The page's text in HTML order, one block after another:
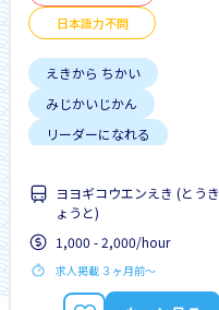
日本語力不問
えきから ちかい
みじかいじかん
リーダーになれる
りゅうがくせい かんげい
はじめて OK
にほんごできない OK
ヨヨギコウエンえき (とうき
ょうと)
1,000 - 2,000/hour
求人掲載 ３ヶ月前〜